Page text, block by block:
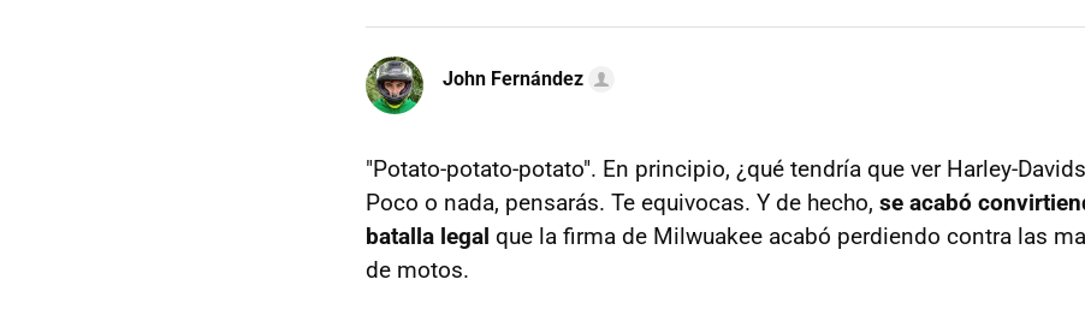
John Fernández
"Potato-potato-potato". En principio, ¿qué tendría que ver Harley-
Poco o nada, pensarás. Te equivocas. Y de hecho, se acabó
batalla legal que la firma de Milwuakee acabó perdiendo contra las
de motos.